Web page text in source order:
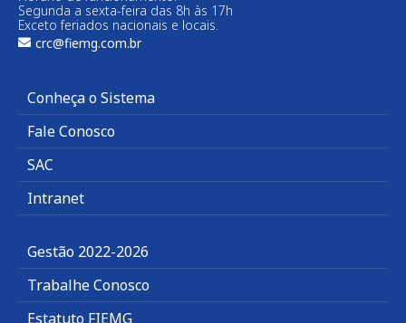
Segunda a sexta-feira das 8h às 17h
Exceto feriados nacionais e locais.
crc@fiemg.com.br
Conheça o Sistema
Fale Conosco
SAC
Intranet
Gestão 2022-2026
Trabalhe Conosco
Estatuto FIEMG